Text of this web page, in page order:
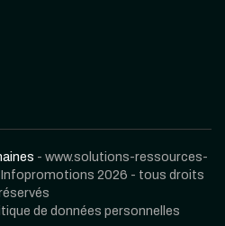
- www.solutions-ressources-
2026 - tous droits
de données personnelles